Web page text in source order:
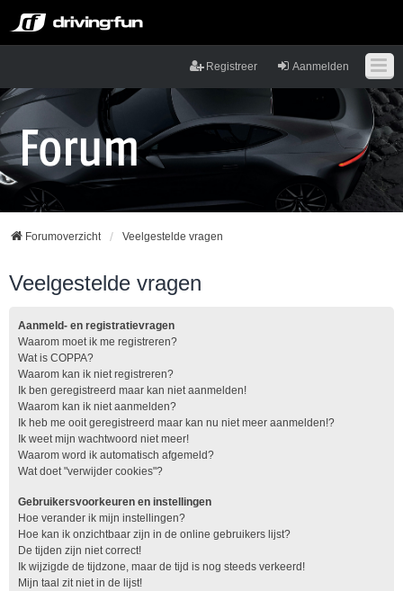
Aanmelden
Registreer
Forumoverzicht Veelgestelde vragen
Veelgestelde vragen
Aanmeld- en registratievragen
Waarom moet ik me registreren?
Wat is COPPA?
Waarom kan ik niet registreren?
Ik ben geregistreerd maar kan niet aanmelden!
Waarom kan ik niet aanmelden?
Ik heb me ooit geregistreerd maar kan nu niet meer aanmelden!?
Ik weet mijn wachtwoord niet meer!
Waarom word ik automatisch afgemeld?
Wat doet "verwijder cookies"?
Gebruikersvoorkeuren en instellingen
Hoe verander ik mijn instellingen?
Hoe kan ik onzichtbaar zijn in de online gebruikers lijst?
De tijden zijn niet correct!
Ik wijzigde de tijdzone, maar de tijd is nog steeds verkeerd!
Mijn taal zit niet in de lijst!